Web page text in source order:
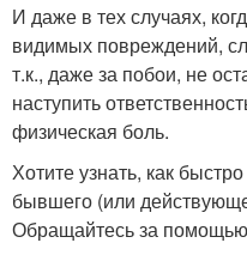
И даже в тех случаях,
видимых повреждений,
т.к., даже за побои, не
наступить
физическая боль.
Хотите узнать, как
бывшего (или
Обращайтесь за